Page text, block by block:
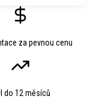
za pevnou cenu
do 12 měsíců